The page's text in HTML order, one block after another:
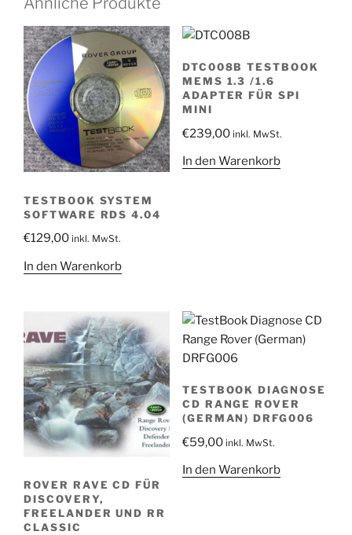
TESTBOOK SYSTEM
SOFTWARE RDS 4.04
€129,00 inkl. MwSt.
In den Warenkorb
DTC008B TESTBOOK
MEMS 1.3 /1.6
ADAPTER FÜR SPI
MINI
€239,00 inkl. MwSt.
In den Warenkorb
ROVER RAVE CD FÜR
DISCOVERY,
FREELANDER UND RR
CLASSIC
TESTBOOK DIAGNOSE
CD RANGE ROVER
(GERMAN) DRFG006
€59,00 inkl. MwSt.
In den Warenkorb